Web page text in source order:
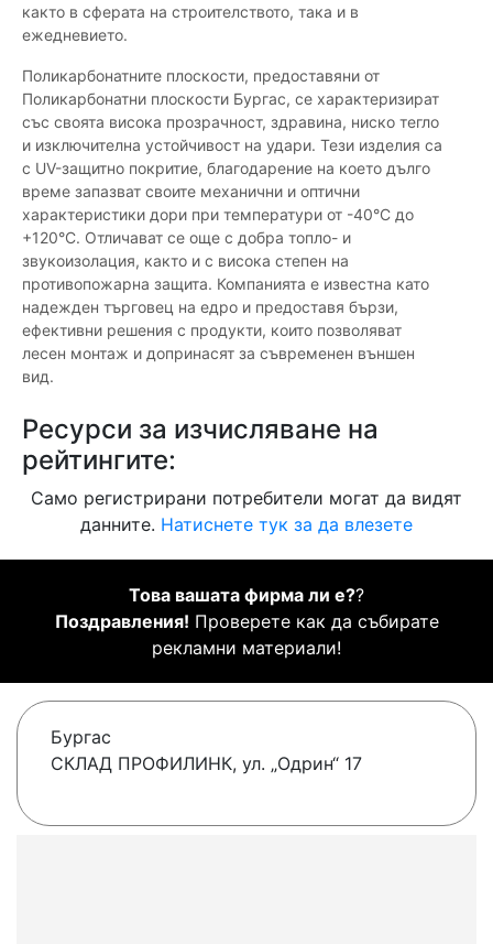
както в сферата на строителството, така и в
ежедневието.
Поликарбонатните плоскости, предоставяни от
Поликарбонатни плоскости Бургас, се характеризират
със своята висока прозрачност, здравина, ниско тегло
и изключителна устойчивост на удари. Тези изделия са
с UV-защитно покритие, благодарение на което дълго
време запазват своите механични и оптични
характеристики дори при температури от -40°C до
+120°C. Отличават се още с добра топло- и
звукоизолация, както и с висока степен на
противопожарна защита. Компанията е известна като
надежден търговец на едро и предоставя бързи,
ефективни решения с продукти, които позволяват
лесен монтаж и допринасят за съвременен външен
вид.
Ресурси за изчисляване на
рейтингите:
Само регистрирани потребители могат да видят
данните. Натиснете тук за да влезете
Това вашата фирма ли е??
Поздравления! Проверете как да събирате
рекламни материали!
Бургас
СКЛАД ПРОФИЛИНК, ул. „Одрин“ 17